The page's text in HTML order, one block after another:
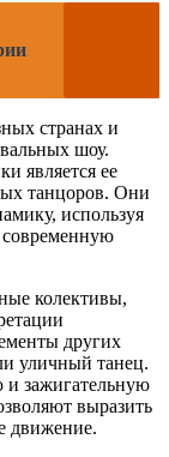
странах и
шоу.
является ее
танцоров. Они
используя
современную
колективы,
других
уличный танец.
зажигательную
выразить
движение.